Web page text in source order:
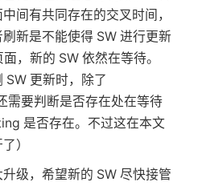
间有共同存在的交叉时间，
新是不能使得 SW 进行更新
，新的 SW 依然在等待。
SW 更新时，除了
要判断是否存在处在等待
是否存在。不过这在本文
）
级，希望新的 SW 尽快接管